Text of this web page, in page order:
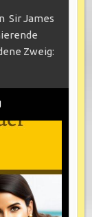
Sir James
Zweig: